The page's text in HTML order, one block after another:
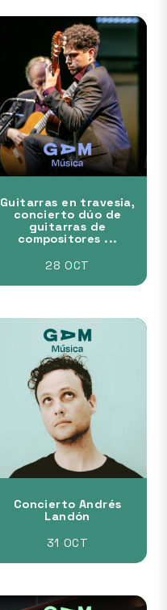
Guitarras en travesia,
concierto dúo de
guitarras de
compositores ...
28 OCT
Concierto Andrés
Landón
31 OCT